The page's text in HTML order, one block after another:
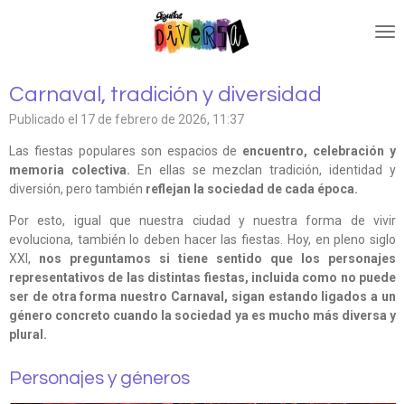
Carnaval, tradición y diversidad
Publicado el 17 de febrero de 2026, 11:37
Las fiestas populares son espacios de encuentro, celebración y
memoria colectiva. En ellas se mezclan tradición, identidad y
diversión, pero también reflejan la sociedad de cada época.
Por esto, igual que nuestra ciudad y nuestra forma de vivir
evoluciona, también lo deben hacer las fiestas. Hoy, en pleno siglo
XXI, nos preguntamos si tiene sentido que los personajes
representativos de las distintas fiestas, incluida como no puede
ser de otra forma nuestro Carnaval, sigan estando ligados a un
género concreto cuando la sociedad ya es mucho más diversa y
plural.
Personajes y géneros